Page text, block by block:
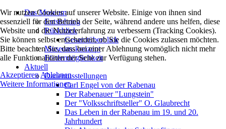
Das Museum
Entstehung
Rückblick
Gesamtüberblick
Museumskonzept
Fördermöglichkeit
Aktuell
Dauerausstellungen
Carl Engel von der Rabenau
Der Rabenauer "Lungstein"
Der "Volksschriftsteller" O. Glaubrecht
Das Leben in der Rabenau im 19. und 20.
Jahrhundert
Wir nutzen Cookies auf unserer Website. Einige von ihnen sind
essenziell für den Betrieb der Seite, während andere uns helfen, diese
Website und die Nutzererfahrung zu verbessern (Tracking Cookies).
Sie können selbst entscheiden, ob Sie die Cookies zulassen möchten.
Bitte beachten Sie, dass bei einer Ablehnung womöglich nicht mehr
alle Funktionalitäten der Seite zur Verfügung stehen.
Akzeptieren Ablehnen
Weitere Informationen